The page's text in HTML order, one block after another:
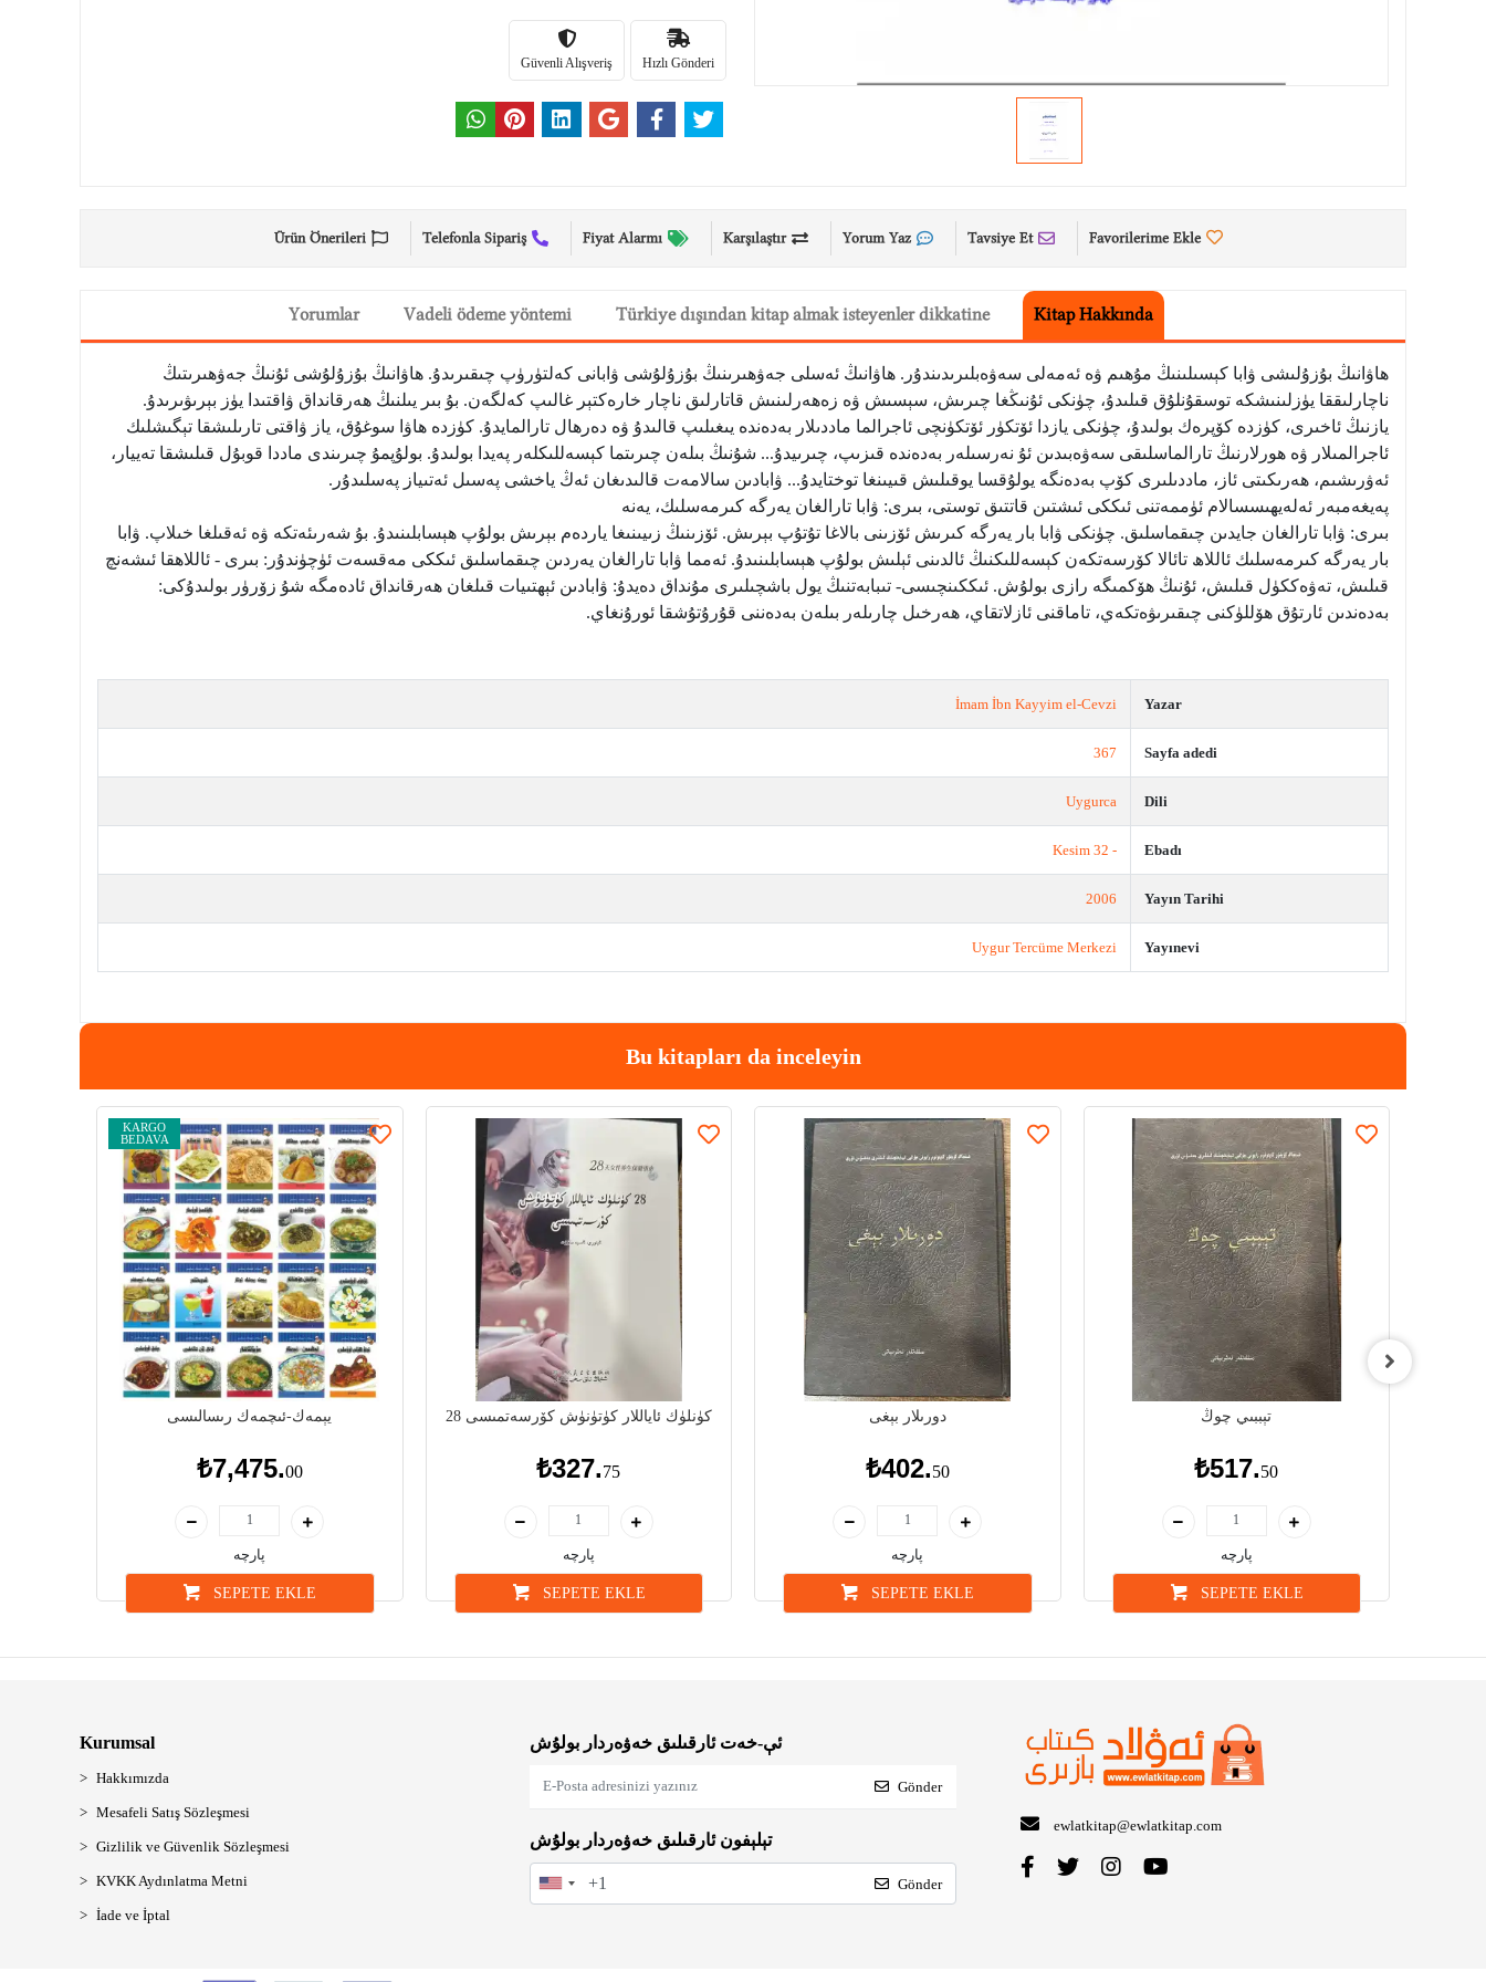
Hızlı Gönderi
Güvenli Alışveriş
Favorilerime Ekle
Tavsiye Et
Yorum Yaz
Karşılaştır
Fiyat Alarmı
Telefonla Sipariş
Ürün Önerileri
Kitap Hakkında
Türkiye dışından kitap almak isteyenler dikkatine
Vadeli ödeme yöntemi
Yorumlar
ھاۋانىڭ بۇزۇلىشى ۋابا كېسىلىنىڭ مۇھىم ۋە ئەمەلى سەۋەبلىرىدىندۇر. ھاۋانىڭ ئەسلى جەۋھىرىنىڭ بۇزۇلۇشى ۋابانى كەلتۈرۈپ چىقىرىدۇ. ھاۋانىڭ بۇزۇلۇشى ئۇنىڭ جەۋھىرىتىڭ
ناچارلىققا يۈزلىنىشكە توسقۇنلۇق قىلىدۇ، چۈنكى ئۇنىڭغا چىرىش، سېسىش ۋە زەھەرلىنىش قاتارلىق ناچار خارەكتېر غالىپ كەلگەن. بۇ بىر يىلنىڭ ھەرقانداق ۋاقتىدا يۈز بېرىۋىرىدۇ.
يازنىڭ ئاخىرى، كۈزدە كۆپرەك بولىدۇ، چۈنكى يازدا ئۆتكۈر ئۆتكۈنچى ئاجرالما ماددىلار بەدەندە يىغىلىپ قالىدۇ ۋە دەرھال تارالمايدۇ. كۈزدە ھاۋا سوغۇق، ياز ۋاقتى تارىلىشقا تېگىشلىك
ئاجرالمىلار ۋە ھورلارنىڭ تارالماسلىقى سەۋەبىدىن ئۇ نەرسىلەر بەدەندە قىزىپ، چىرىيدۇ... شۇنىڭ بىلەن چىرىتما كېسەللىكلەر پەيدا بولىدۇ. بولۇپمۇ چىرىندى ماددا قوبۇل قىلىشقا تەييار،
ئەۋرىشىم، ھەرىكىتى ئاز، ماددىلىرى كۆپ بەدەنگە يولۇقسا يوقىلىش قىيىنغا توختايدۇ... ۋابادىن سالامەت قالىدىغان ئەڭ ياخشى پەسىل ئەتىياز پەسلىدۇر .
پەيغەمبەر ئەلەيھىسسالام ئۈممەتنى ئىككى ئىشتىن قاتتىق توستى، بىرى: ۋابا تارالغان يەرگە كىرمەسلىك، يەنە
بىرى: ۋابا تارالغان جايدىن چىقماسلىق. چۈنكى ۋابا بار يەرگە كىرىش ئۆزىنى بالاغا تۇتۇپ بېرىش. ئۆزىنىڭ زىيىنىغا ياردەم بېرىش بولۇپ ھېسابلىنىدۇ. بۇ شەرىئەتكە ۋە ئەقىلغا خىلاپ. ۋابا
بار يەرگە كىرمەسلىك ئاللاھ تائالا كۆرسەتكەن كېسەللىكنىڭ ئالدىنى ئېلىش بولۇپ ھېسابلىنىدۇ. ئەمما ۋابا تارالغان يەردىن چىقماسلىق ئىككى مەقسەت ئۈچۈندۇر: بىرى - ئاللاھقا ئىشەنچ
قىلىش، تەۋەككۈل قىلىش، ئۇنىڭ ھۆكمىگە رازى بولۇش. ئىككىنچىسى- تىبابەتنىڭ يول باشچىلىرى مۇنداق دەيدۇ: ۋابادىن ئېھتىيات قىلغان ھەرقانداق ئادەمگە شۇ زۆرۈر بولىدۇكى:
بەدەندىن ئارتۇق ھۆللۈكنى چىقىرىۋەتكەي، تاماقنى ئازلاتقاي، ھەرخىل چارىلەر بىلەن بەدەننى قۇرۇتۇشقا ئورۇنغاي.
Yazar
İmam İbn Kayyim el-Cevzi
Sayfa adedi
367
Dili
Uygurca
Ebadı
- 32 Kesim
Yayın Tarihi
2006
Yayınevi
Uygur Tercüme Merkezi
Bu kitapları da inceleyin
KARGO
BEDAVA
يېمەك-ئىچمەك رىسالىسى
₺7,475.00
پارچە
SEPETE EKLE
28 كۈنلۈك ئاياللار كۈتۈنۈش كۆرسەتمىسى
₺327.75
پارچە
SEPETE EKLE
دورىلار بېغى
₺402.50
پارچە
SEPETE EKLE
تېببىي چوڭ
₺517.50
پارچە
SEPETE EKLE
ewlatkitap@ewlatkitap.com
ئې-خەت ئارقىلىق خەۋەردار بولۇش
Gönder
تېلېفون ئارقىلىق خەۋەردار بولۇش
Gönder
Kurumsal
Hakkımızda
Mesafeli Satış Sözleşmesi
Gizlilik ve Güvenlik Sözleşmesi
KVKK Aydınlatma Metni
İade ve İptal